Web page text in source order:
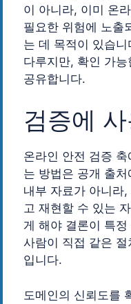
이 아니라, 이미 온
필요한 위험에 노출
는 데 목적이 있습
다루지만, 확인 가
공유합니다.
검증에
온라인 안전 검증
는 방법은 공개 출
내부 자료가 아니라
고 재현할 수 있는
게 해야 결론이 특
사람이 직접 같은
입니다.
도메인의 신뢰도를